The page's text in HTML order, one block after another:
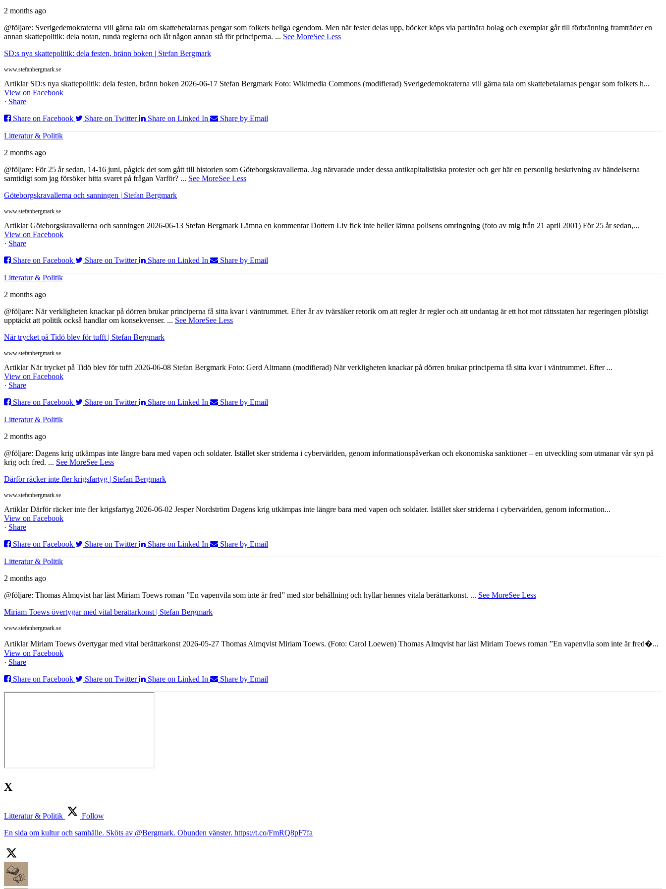
2 months ago
@följare: Sverigedemokraterna vill gärna tala om skattebetalarnas pengar som folkets heliga egendom. Men när fester delas upp, böcker köps via partinära bolag och exemplar går till förbränning framträder en
annan skattepolitik: dela notan, runda reglerna och låt någon annan stå för principerna. ... See MoreSee Less
SD:s nya skattepolitik: dela festen, bränn boken | Stefan Bergmark
www.stefanbergmark.se
Artiklar SD:s nya skattepolitik: dela festen, bränn boken 2026-06-17 Stefan Bergmark Foto: Wikimedia Commons (modifierad) Sverigedemokraterna vill gärna tala om skattebetalarnas pengar som folkets h...
View on Facebook
· Share
Share on Facebook
Share on Twitter Share on Linked In Share by Email
Litteratur & Politik
2 months ago
@följare: För 25 år sedan, 14-16 juni, pågick det som gått till historien som Göteborgskravallerna. Jag närvarade under dessa antikapitalistiska protester och ger här en personlig beskrivning av händelserna
samtidigt som jag försöker hitta svaret på frågan Varför? ... See MoreSee Less
Göteborgskravallerna och sanningen | Stefan Bergmark
www.stefanbergmark.se
Artiklar Göteborgskravallerna och sanningen 2026-06-13 Stefan Bergmark Lämna en kommentar Dottern Liv fick inte heller lämna polisens omringning (foto av mig från 21 april 2001) För 25 år sedan,...
View on Facebook
· Share
Share on Facebook
Share on Twitter Share on Linked In Share by Email
Litteratur & Politik
2 months ago
@följare: När verkligheten knackar på dörren brukar principerna få sitta kvar i väntrummet. Efter år av tvärsäker retorik om att regler är regler och att undantag är ett hot mot rättsstaten har regeringen plötsligt
upptäckt att politik också handlar om konsekvenser. ... See MoreSee Less
När trycket på Tidö blev för tufft | Stefan Bergmark
www.stefanbergmark.se
Artiklar När trycket på Tidö blev för tufft 2026-06-08 Stefan Bergmark Foto: Gerd Altmann (modifierad) När verkligheten knackar på dörren brukar principerna få sitta kvar i väntrummet. Efter ...
View on Facebook
· Share
Share on Facebook
Share on Twitter Share on Linked In Share by Email
Litteratur & Politik
2 months ago
@följare: Dagens krig utkämpas inte längre bara med vapen och soldater. Istället sker striderna i cybervärlden, genom informationspåverkan och ekonomiska sanktioner – en utveckling som utmanar vår syn på
krig och fred. ... See MoreSee Less
Därför räcker inte fler krigsfartyg | Stefan Bergmark
www.stefanbergmark.se
Artiklar Därför räcker inte fler krigsfartyg 2026-06-02 Jesper Nordström Dagens krig utkämpas inte längre bara med vapen och soldater. Istället sker striderna i cybervärlden, genom information...
View on Facebook
· Share
Share on Facebook
Share on Twitter Share on Linked In Share by Email
Litteratur & Politik
2 months ago
@följare: Thomas Almqvist har läst Miriam Toews roman ”En vapenvila som inte är fred” med stor behållning och hyllar hennes vitala berättarkonst. ... See MoreSee Less
Miriam Toews övertygar med vital berättarkonst | Stefan Bergmark
www.stefanbergmark.se
Artiklar Miriam Toews övertygar med vital berättarkonst 2026-05-27 Thomas Almqvist Miriam Toews. (Foto: Carol Loewen) Thomas Almqvist har läst Miriam Toews roman ”En vapenvila som inte är fred�...
View on Facebook
· Share
Share on Facebook
Share on Twitter Share on Linked In Share by Email
X
Litteratur & Politik
Follow
En sida om kultur och samhälle. Sköts av @Bergmark. Obunden vänster. https://t.co/FmRQ8pF7fa